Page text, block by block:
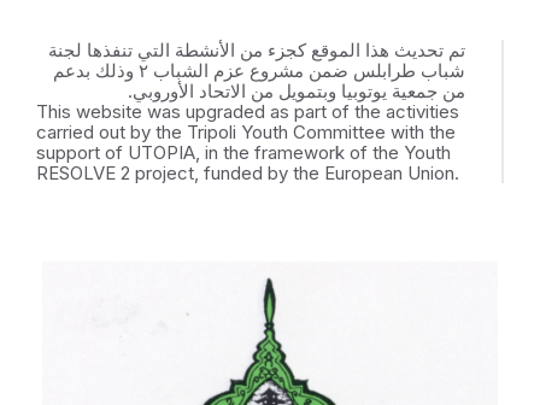
تم تحديث هذا الموقع كجزء من الأنشطة التي تنفذها لجنة
شباب طرابلس ضمن مشروع عزم الشباب ٢ وذلك بدعم
من جمعية يوتوبيا وبتمويل من الاتحاد الأوروبي.
This website was upgraded as part of the activities
carried out by the Tripoli Youth Committee with the
support of UTOPIA, in the framework of the Youth
RESOLVE 2 project, funded by the European Union.